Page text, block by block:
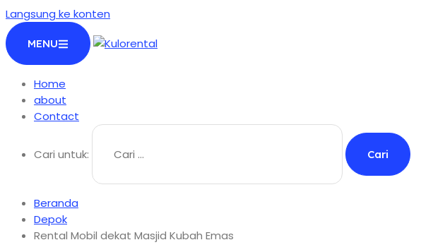
Langsung ke konten
MENU
Home
about
Contact
Cari untuk:
Beranda
Depok
Rental Mobil dekat Masjid Kubah Emas